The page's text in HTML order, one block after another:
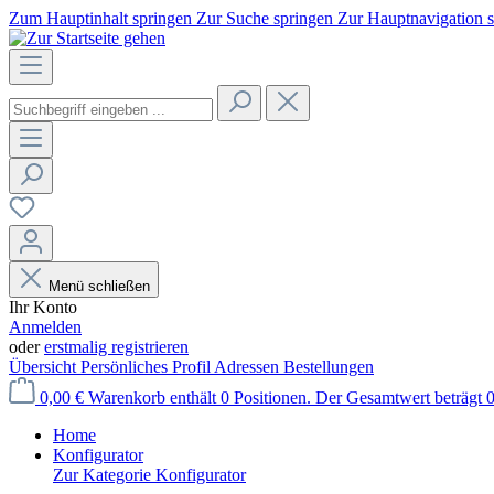
Zum Hauptinhalt springen Zur Suche springen Zur Hauptnavigation
Menü schließen
Ihr Konto
Anmelden
odererstmalig registrieren
Übersicht Persönliches Profil Adressen Bestellungen
0,00 € Warenkorb enthält 0 Positionen. Der Gesamtwert beträgt
Home
Konfigurator
Zur Kategorie Konfigurator